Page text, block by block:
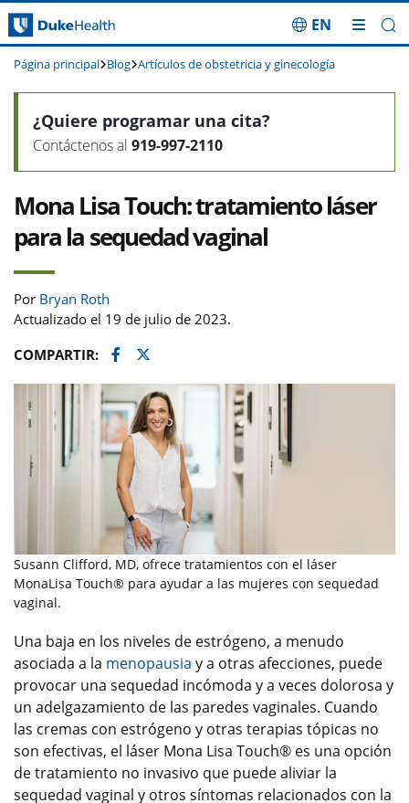
Saltar navegación
EN
Página principal Blog Artículos de obstetricia y ginecología
Mona Lisa Touch: tratamiento láser
para la sequedad vaginal
Por Bryan Roth
Actualizado el 19 de julio de 2023.
COMPARTIR:
Facebook
Twitter
¿Quiere programar una cita?
Contáctenos al 919-997-2110
Susann Clifford, MD, ofrece tratamientos con el láser
MonaLisa Touch® para ayudar a las mujeres con sequedad
vaginal.
Una baja en los niveles de estrógeno, a menudo
asociada a la menopausia y a otras afecciones, puede
provocar una sequedad incómoda y a veces dolorosa y
un adelgazamiento de las paredes vaginales. Cuando
las cremas con estrógeno y otras terapias tópicas no
son efectivas, el láser Mona Lisa Touch® es una opción
de tratamiento no invasivo que puede aliviar la
sequedad vaginal y otros síntomas relacionados con la